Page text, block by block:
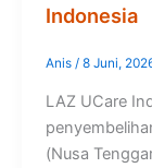
Indonesia
Anis / 8 Juni,
LAZ UCare
(Nusa